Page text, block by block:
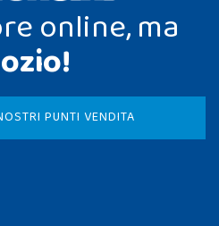
online, ma
PUNTI VENDITA